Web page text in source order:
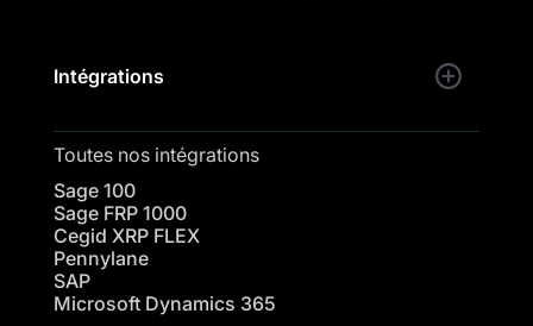
Intégrations
Toutes nos intégrations
Sage 100
Sage FRP 1000
Cegid XRP FLEX
Pennylane
SAP
Microsoft Dynamics 365